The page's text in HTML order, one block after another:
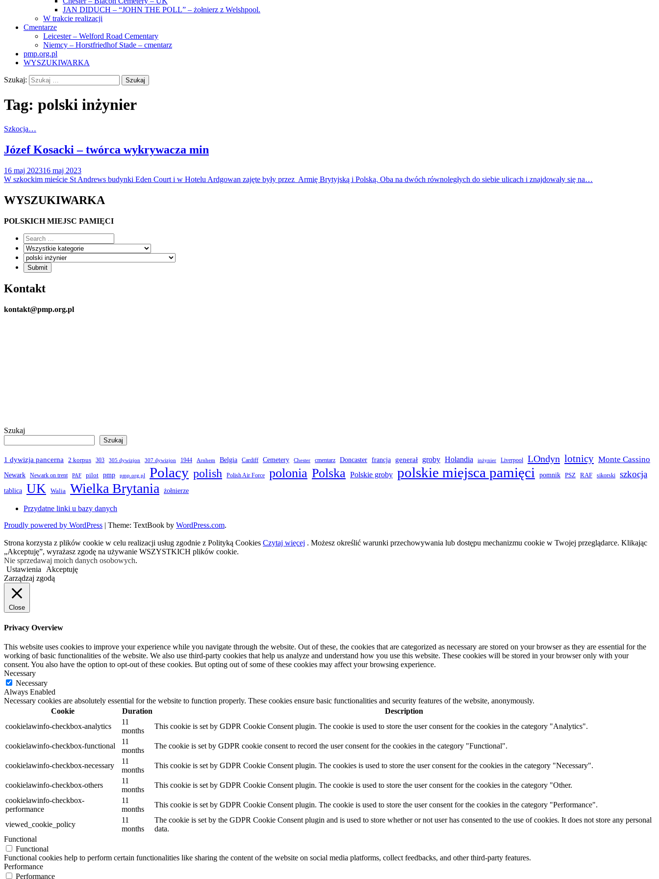
JAN DIDUCH – “JOHN THE POLL” – żołnierz z Welshpool.
W trakcie realizacji
Cmentarze
Leicester – Welford Road Cementary
Niemcy – Horstfriedhof Stade – cmentarz
pmp.org.pl
WYSZUKIWARKA
Szukaj:
Tag: polski inżynier
Szkocja…
Józef Kosacki – twórca wykrywacza min
16 maj 202316 maj 2023
W szkockim mieście St Andrews budynki Eden Court i w Hotelu Ardgowan zajęte były przez Armię Brytyjską i Polską. Oba na dwóch równoległych do siebie ulicach i znajdowały się na…
WYSZUKIWARKA
POLSKICH MIEJSC PAMIĘCI
Kontakt
kontakt@pmp.org.pl
Szukaj
Szukaj
1 dywizja pancerna 2 korpus 303 305 dywizjon 307 dywizjon 1944 Arnhem Belgia Cardiff Cemetery Chester cmentarz Doncaster francja generał groby Holandia inżynier Liverpool LOndyn lotnicy Monte Cassino
Newark Newark on trent PAF pilot pmp pmp.org.pl Polacy polish Polish Air Force polonia Polska Polskie groby polskie miejsca pamięci pomnik PSZ RAF sikorski szkocja
tablica UK Walia Wielka Brytania żołnierze
Przydatne linki u bazy danych
Proudly powered by WordPress | Theme: TextBook by WordPress.com.
Strona korzysta z plików cookie w celu realizacji usług zgodnie z Polityką Cookies Czytaj więcej . Możesz określić warunki przechowywania lub dostępu mechanizmu cookie w Twojej przeglądarce. Klikając
„Akceptuję”, wyrażasz zgodę na używanie WSZYSTKICH plików cookie.
Nie sprzedawaj moich danych osobowych.
Ustawienia
Akceptuję
Zarządzaj zgodą
Close
Privacy Overview
This website uses cookies to improve your experience while you navigate through the website. Out of these, the cookies that are categorized as necessary are stored on your browser as they are essential for the
working of basic functionalities of the website. We also use third-party cookies that help us analyze and understand how you use this website. These cookies will be stored in your browser only with your
consent. You also have the option to opt-out of these cookies. But opting out of some of these cookies may affect your browsing experience.
Necessary
Necessary
Always Enabled
Necessary cookies are absolutely essential for the website to function properly. These cookies ensure basic functionalities and security features of the website, anonymously.
Cookie
Duration
Description
cookielawinfo-checkbox-analytics
11
months
This cookie is set by GDPR Cookie Consent plugin. The cookie is used to store the user consent for the cookies in the category "Analytics".
cookielawinfo-checkbox-functional
11
months
The cookie is set by GDPR cookie consent to record the user consent for the cookies in the category "Functional".
cookielawinfo-checkbox-necessary
11
months
This cookie is set by GDPR Cookie Consent plugin. The cookies is used to store the user consent for the cookies in the category "Necessary".
cookielawinfo-checkbox-others
11
months
This cookie is set by GDPR Cookie Consent plugin. The cookie is used to store the user consent for the cookies in the category "Other.
cookielawinfo-checkbox-
performance
11
months
This cookie is set by GDPR Cookie Consent plugin. The cookie is used to store the user consent for the cookies in the category "Performance".
viewed_cookie_policy
11
months
The cookie is set by the GDPR Cookie Consent plugin and is used to store whether or not user has consented to the use of cookies. It does not store any personal
data.
Functional
Functional
Functional cookies help to perform certain functionalities like sharing the content of the website on social media platforms, collect feedbacks, and other third-party features.
Performance
Performance